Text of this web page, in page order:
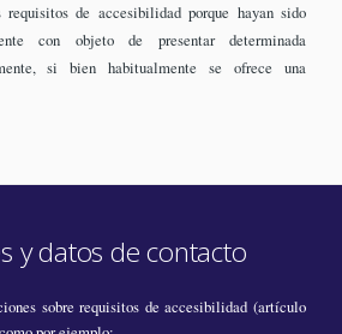
de accesibilidad porque hayan sido
con objeto de presentar determinada
si bien habitualmente se ofrece una
y datos de contacto
sobre requisitos de accesibilidad (artículo